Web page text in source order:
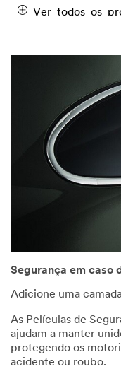
Ver todos os
Segurança em caso
Adicione uma
As Películas de
ajudam a manter
protegendo os
acidente ou roubo.